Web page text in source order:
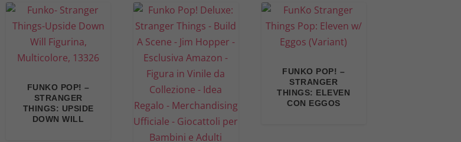
FUNKO POP! –
STRANGER
THINGS: UPSIDE
DOWN WILL
FUNKO POP! –
STRANGER
THINGS: ELEVEN
CON EGGOS